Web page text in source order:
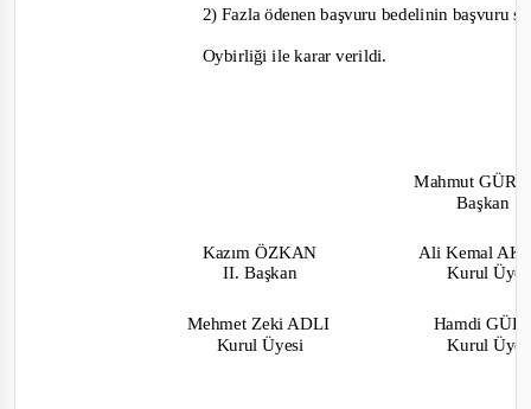
2) Fazlaödenen başvuru bedelinin başvuru
Oybirliğiile karar verildi.
Mahmut
Başkan
Kazım ÖZKAN
II. Başkan
Ali Kemal
Kurul
Mehmet Zeki ADLI
Hamdi
Kurul
Kurul Üyesi